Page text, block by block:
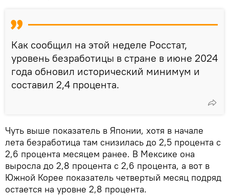
Как сообщил на этой неделе Росстат,
уровень безработицы в стране в июне 2024
года обновил исторический минимум и
составил 2,4 процента.
Чуть выше показатель в Японии, хотя в начале
лета безработица там снизилась до 2,5 процента с
2,6 процента месяцем ранее. В Мексике она
выросла до 2,8 процента с 2,6 процента, а вот в
Южной Корее показатель четвертый месяц подряд
остается на уровне 2,8 процента.